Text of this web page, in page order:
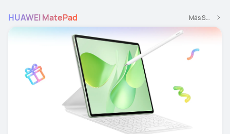
HUAWEI MatePad Más Smartoffice